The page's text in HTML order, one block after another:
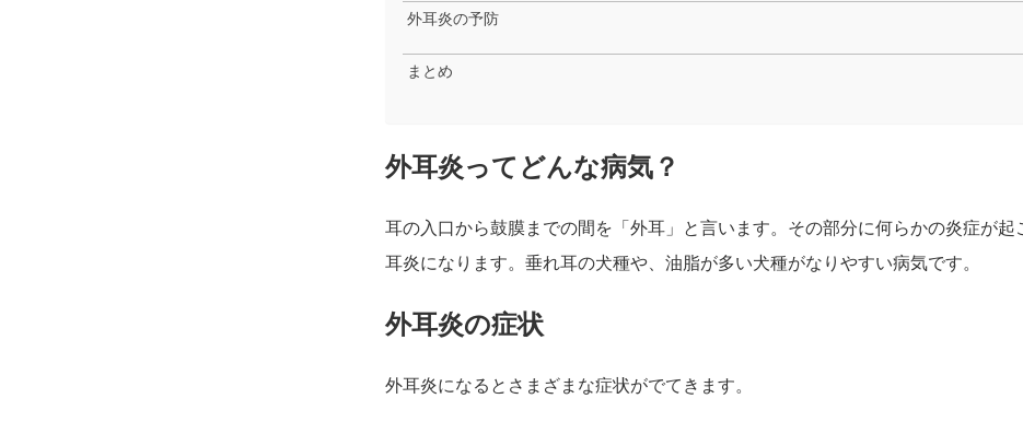
外耳炎の予防
まとめ
外耳炎ってどんな病気？
耳の入口から鼓膜までの間を「外耳」と言います。その部分に何らかの炎症が起
耳炎になります。垂れ耳の犬種や、油脂が多い犬種がなりやすい病気です。
外耳炎の症状
外耳炎になるとさまざまな症状がでてきます。